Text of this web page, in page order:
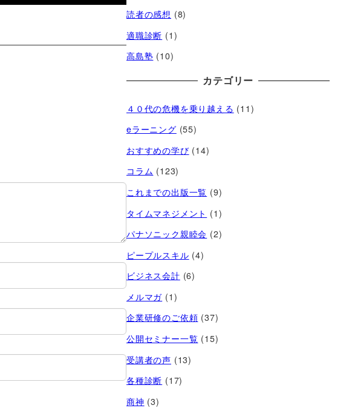
読者の感想 (8)
適職診断 (1)
高島塾 (10)
カテゴリー
４０代の危機を乗り越える (11)
eラーニング (55)
おすすめの学び (14)
コラム (123)
これまでの出版一覧 (9)
タイムマネジメント (1)
パナソニック親睦会 (2)
ピープルスキル (4)
ビジネス会計 (6)
メルマガ (1)
企業研修のご依頼 (37)
公開セミナー一覧 (15)
受講者の声 (13)
各種診断 (17)
商神 (3)